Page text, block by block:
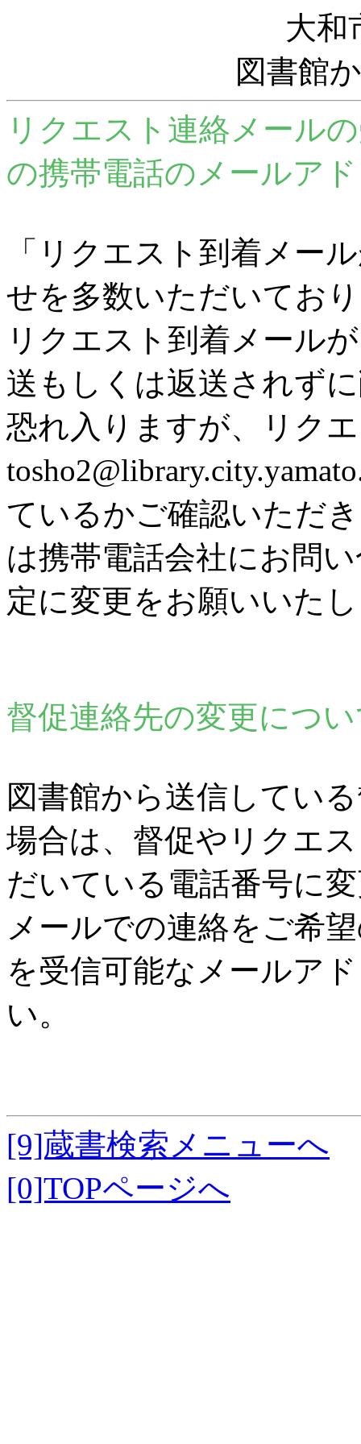
大和
図書館
リクエスト連絡メール
の携帯電話のメールア
「リクエスト到着メー
せを多数いただいてお
リクエスト到着メール
送もしくは返送されず
恐れ入りますが、リク
ているかご確認いただ
は携帯電話会社にお問
定に変更をお願いいた
督促連絡先の変更につ
図書館から送信してい
場合は、督促やリクエ
だいている電話番号に
メールでの連絡をご希
を受信可能なメールア
い。
[9]蔵書検索メニューへ
[0]TOPページへ